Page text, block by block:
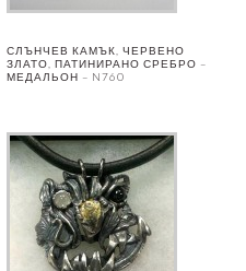
СЛЪНЧЕВ КАМЪК, ЧЕРВЕНО
ЗЛАТО, ПАТИНИРАНО СРЕБРО –
МЕДАЛЬОН – N760